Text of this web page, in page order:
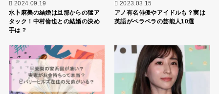
2024.09.19
水卜麻美の結婚は旦那からの猛ア
タック！中村倫也との結婚の決め
手は？
2023.03.15
アノ有名俳優やアイドルも？実は
英語がペラペラの芸能人10選